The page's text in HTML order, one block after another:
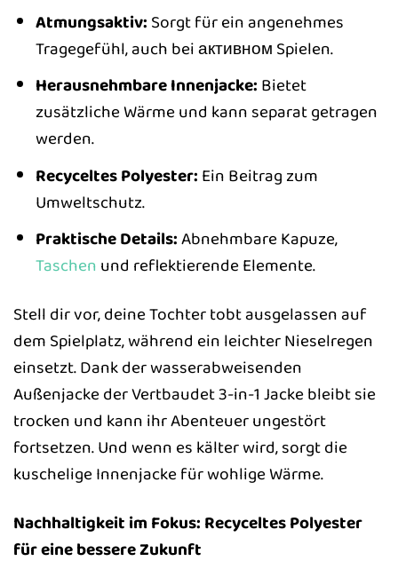
Atmungsaktiv: Sorgt für ein angenehmes
Tragegefühl, auch bei активном Spielen.
Herausnehmbare Innenjacke: Bietet
zusätzliche Wärme und kann separat getragen
werden.
Recyceltes Polyester: Ein Beitrag zum
Umweltschutz.
Praktische Details:Abnehmbare Kapuze,
Taschen und reflektierende Elemente.
Stell dir vor, deine Tochter tobt ausgelassen auf
dem Spielplatz, während ein leichter Nieselregen
einsetzt. Dank der wasserabweisenden
Außenjacke der Vertbaudet 3-in-1 Jacke bleibt sie
trocken und kann ihr Abenteuer ungestört
fortsetzen. Und wenn es kälter wird, sorgt die
kuschelige Innenjacke für wohlige Wärme.
Nachhaltigkeit im Fokus: Recyceltes Polyester
für eine bessere Zukunft